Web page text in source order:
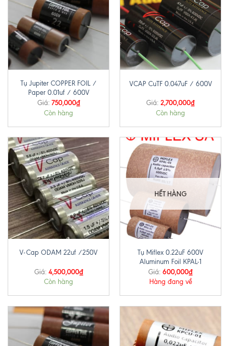
Tụ Jupiter COPPER FOIL /
Paper 0.01uf / 600V
Giá: 750,000₫
Còn hàng
VCAP CuTF 0.047uF / 600V
Giá: 2,700,000₫
Còn hàng
V-Cap ODAM 22uf /250V
Giá: 4,500,000₫
Còn hàng
HẾT HÀNG
Tụ Miflex 0.22uF 600V
Aluminum Foil KPAL-1
Giá: 600,000₫
Hàng đang về